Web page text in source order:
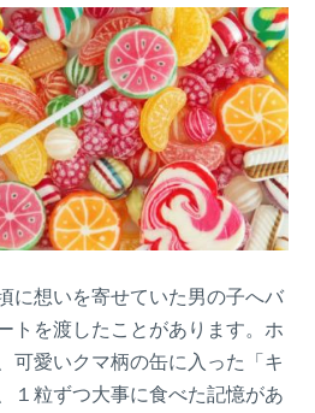
に想いを寄せていた男の子へバ
トを渡したことがあります。ホ
可愛いクマ柄の缶に入った「キ
１粒ずつ大事に食べた記憶があ